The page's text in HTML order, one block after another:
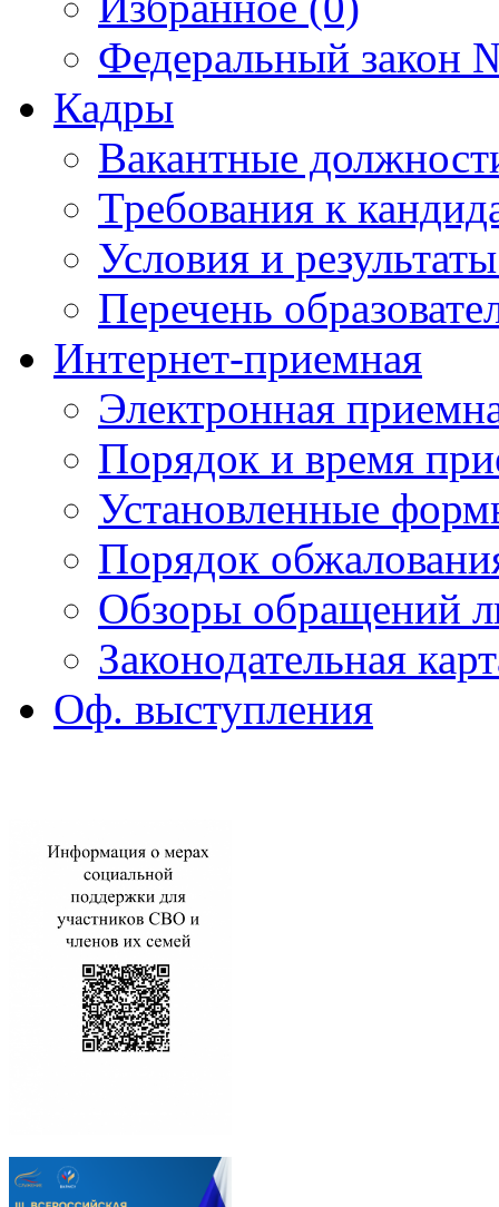
Федеральный закон
Кадры
Вакантные
Требования к
Условия и
Перечень
Интернет-приемная
Электронная
Порядок и время
Установленные
Порядок
Обзоры обращений
Законодательная
Оф. выступления